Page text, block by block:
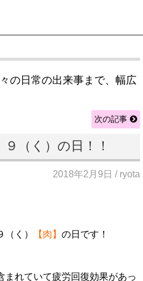
の日常の出来事まで、幅広
次の記事
（く）の日！！
2018年2月9日 / ryota
く） 【肉】 の日です！
まれていて疲労回復効果があっ